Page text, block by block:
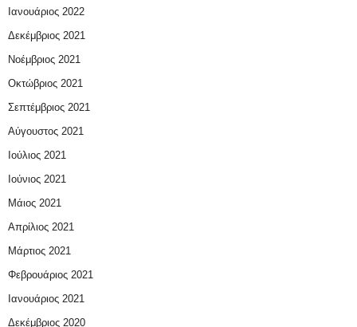
Ιανουάριος 2022
Δεκέμβριος 2021
Νοέμβριος 2021
Οκτώβριος 2021
Σεπτέμβριος 2021
Αύγουστος 2021
Ιούλιος 2021
Ιούνιος 2021
Μάιος 2021
Απρίλιος 2021
Μάρτιος 2021
Φεβρουάριος 2021
Ιανουάριος 2021
Δεκέμβριος 2020